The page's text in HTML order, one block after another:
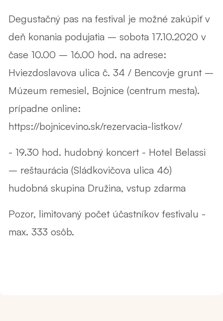
Degustačný pas na festival je možné zakúpiť v
deň konania podujatia – sobota 17.10.2020 v
čase 10.00 – 16.00 hod. na adrese:
Hviezdoslavova ulica č. 34 / Bencovje grunt –
Múzeum remesiel, Bojnice (centrum mesta).
prípadne online:
https://bojnicevino.sk/rezervacia-listkov/
- 19.30 hod. hudobný koncert - Hotel Belassi
– reštaurácia (Sládkovičova ulica 46)
hudobná skupina Družina, vstup zdarma
Pozor, limitovaný počet účastníkov festivalu -
max. 333 osôb.